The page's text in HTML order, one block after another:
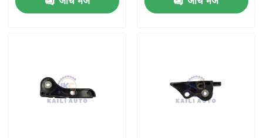
BA5Z6K297B
BA5E6K297BA